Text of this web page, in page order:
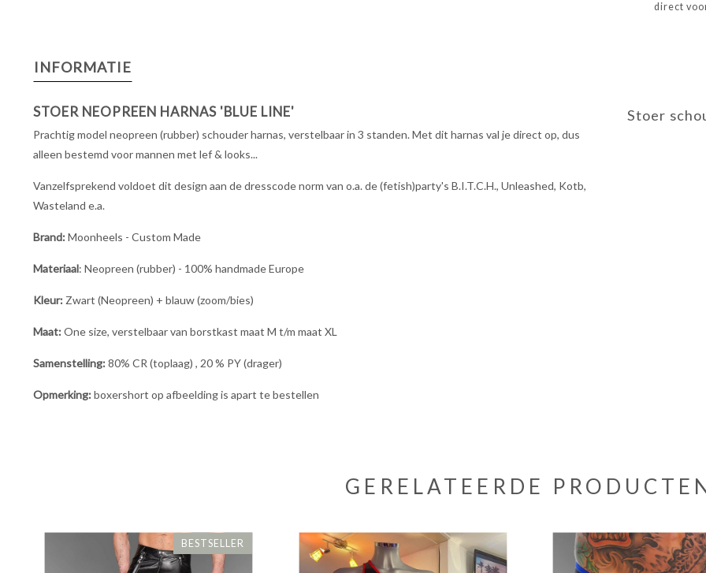
direct
INFORMATIE
STOER NEOPREEN HARNAS 'BLUE LINE'
Prachtig model neopreen (rubber) schouder harnas, verstelbaar in 3 standen. Met dit harnas val je direct op, dus
alleen bestemd voor mannen met lef & looks...
Vanzelfsprekend voldoet dit design aan de dresscode norm van o.a. de (fetish)party's B.I.T.C.H., Unleashed, Kotb,
Wasteland e.a.
Brand:Moonheels - Custom Made
Materiaal: Neopreen (rubber) - 100% handmade Europe
Kleur: Zwart (Neopreen) + blauw (zoom/bies)
Maat:One size, verstelbaar van borstkast maat M t/m maat XL
Samenstelling:80% CR (toplaag) , 20 % PY (drager)
Opmerking:boxershort op afbeelding is apart te bestellen
Stoer
GERELATEERDE
BESTSELLER